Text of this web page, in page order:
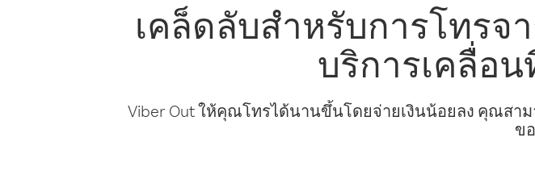
เคล็ดลับสำหรับการโทรจ
บริการเคลื่อ
Viber Out ให้คุณโทรได้นานขึ้นโดยจ่ายเงินน้อยลง คุณสา
ข